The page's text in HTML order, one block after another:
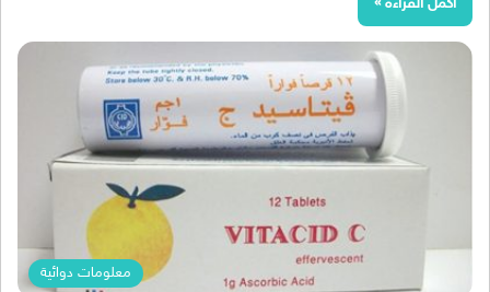
أكمل القراءة »
معلومات دوائية